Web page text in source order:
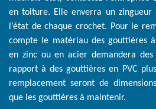
en toiture. Elle enverra un zingueur
l’état de chaque crochet. Pour le
compte le matériau des gouttières
en zinc ou en acier demandera
rapport à des gouttières en PVC
remplacement seront de
que les gouttières à maintenir.